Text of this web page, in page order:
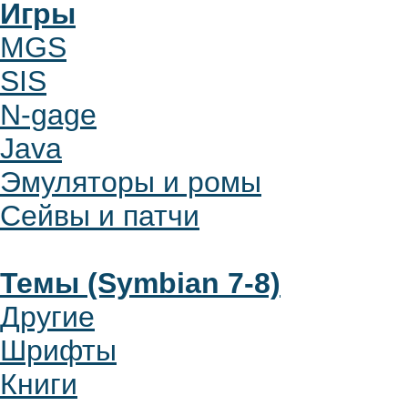
Игры
MGS
SIS
N-gage
Java
Эмуляторы и ромы
Сейвы и патчи
Темы (Symbian 7-8)
Другие
Шрифты
Книги